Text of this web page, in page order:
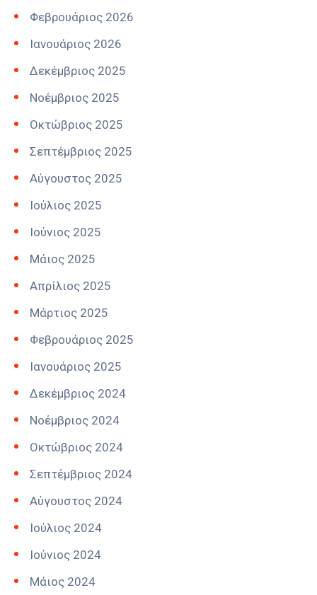
Φεβρουάριος 2026
Ιανουάριος 2026
Δεκέμβριος 2025
Νοέμβριος 2025
Οκτώβριος 2025
Σεπτέμβριος 2025
Αύγουστος 2025
Ιούλιος 2025
Ιούνιος 2025
Μάιος 2025
Απρίλιος 2025
Μάρτιος 2025
Φεβρουάριος 2025
Ιανουάριος 2025
Δεκέμβριος 2024
Νοέμβριος 2024
Οκτώβριος 2024
Σεπτέμβριος 2024
Αύγουστος 2024
Ιούλιος 2024
Ιούνιος 2024
Μάιος 2024